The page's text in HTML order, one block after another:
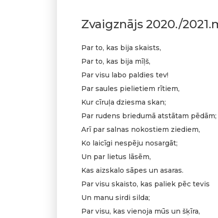
Zvaigznājs 2020./
Par to, kas bija skaists,
Par to, kas bija mīļš,
Par visu labo paldies tev!
Par saules pielietiem rītiem,
Kur cīruļa dziesma skan;
Par rudens briedumā atstātam pēdām;
Arī par salnas nokostiem ziediem,
Ko laicīgi nespēju nosargāt;
Un par lietus lāsēm,
Kas aizskalo sāpes un asaras.
Par visu skaisto, kas paliek pēc tevis
Un manu sirdi silda;
Par visu, kas vienoja mūs un šķīra,